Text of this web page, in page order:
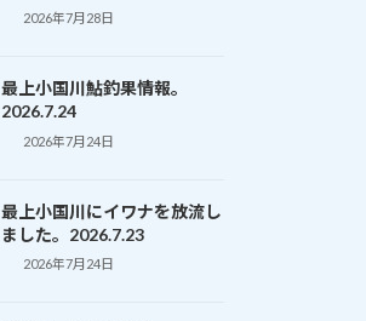
2026年7月28日
最上小国川鮎釣果情報。
2026.7.24
2026年7月24日
最上小国川にイワナを放流し
ました。2026.7.23
2026年7月24日